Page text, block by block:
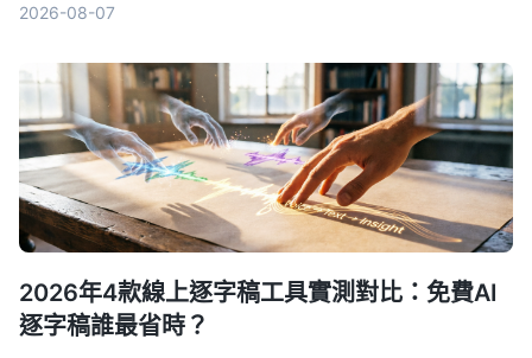
2026-08-07
2026年4款線上逐字稿工具實測對比：免費AI
逐字稿誰最省時？